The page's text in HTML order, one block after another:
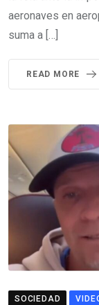
aeronaves en
suma a […]
READ MORE
SOCIEDAD